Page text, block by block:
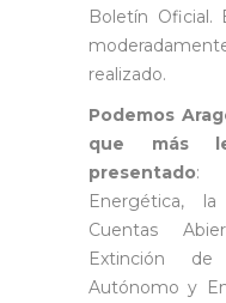
Boletín Oficial.
realizado.
Podemos
que más
presentado:
Energética,
Cuentas
Extinción
Autónomo y